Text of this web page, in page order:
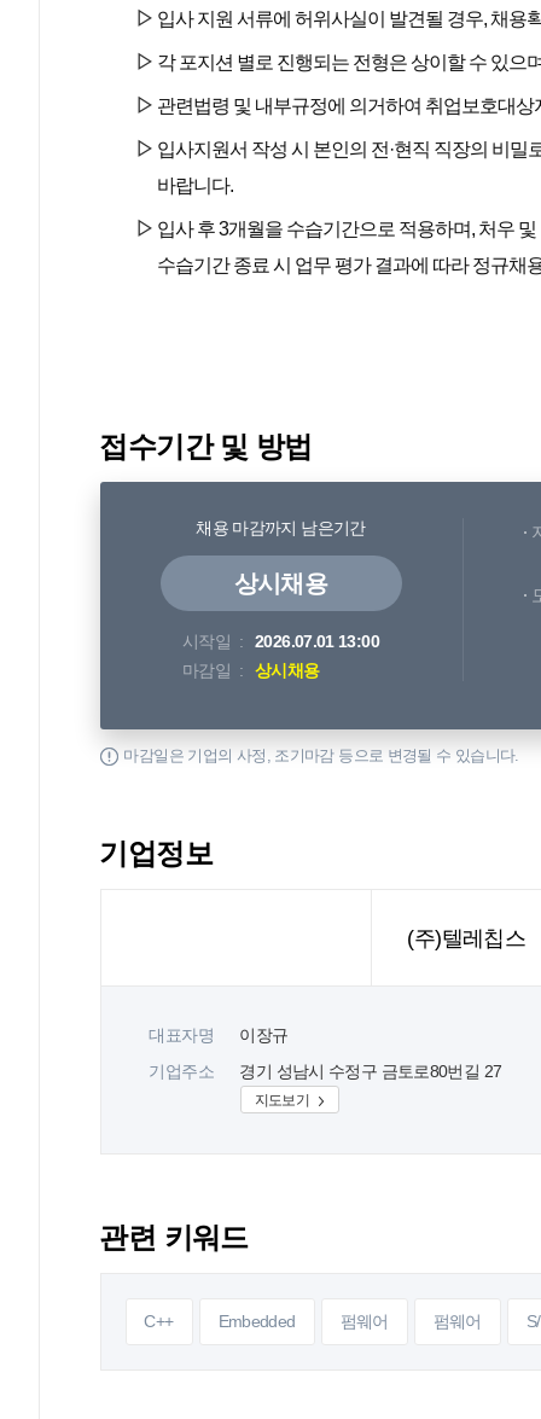
입사 지원 서류에 허위사실이 발견될 경우, 채용
각 포지션 별로 진행되는 전형은 상이할 수 있으
관련법령 및 내부규정에 의거하여 취업보호대
입사지원서 작성 시 본인의 전·현직 직장의 비
바랍니다.
입사 후 3개월을 수습기간으로 적용하며, 처우
수습기간 종료 시 업무 평가 결과에 따라 정규채
접수기간 및 방법
채용 마감까지 남은기간
상시채용
시작일
2026.07.01 13:00
마감일
상시채용
마감일은 기업의 사정, 조기마감 등으로 변경될 수 있습니다.
기업정보
(주)텔레칩스
대표자명
이장규
기업주소
경기 성남시 수정구 금토로80번길 27
지도보기
관련 키워드
C++ Embedded 펌웨어 펌웨어